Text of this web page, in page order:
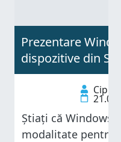
Prezentare
dispozitive din
Știați că Windows
modalitate pentru